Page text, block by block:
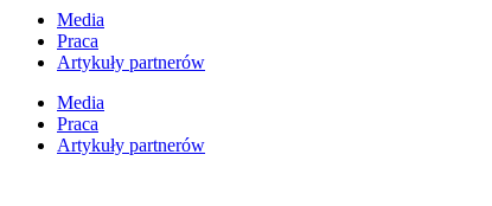
Przejdź
treści
Media
Praca
Artykuły partnerów
Media
Praca
Artykuły partnerów